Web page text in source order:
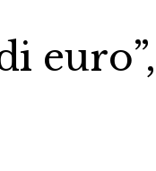
euro”,